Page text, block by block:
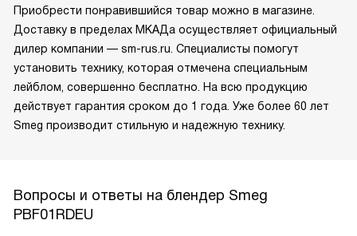
Приобрести понравившийся товар можно в магазине.
Доставку в пределах МКАДа осуществляет официальный
дилер компании — sm-rus.ru. Специалисты помогут
установить технику, которая отмечена специальным
лейблом, совершенно бесплатно. На всю продукцию
действует гарантия сроком до 1 года. Уже более 60 лет
Smeg производит стильную и надежную технику.
Вопросы и ответы на блендер Smeg
PBF01RDEU